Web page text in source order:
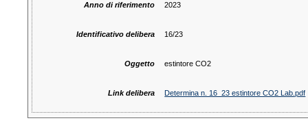
Anno di riferimento 2023
Identificativo delibera 16/23
Oggetto estintore CO2
Link delibera Determina n. 16_23 estintore CO2 Lab.pdf